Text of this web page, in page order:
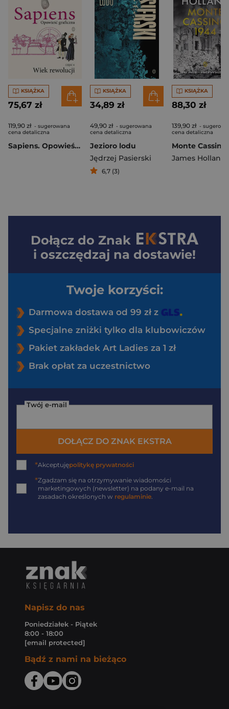
KSIĄŻKA
75,67 zł
119,90 zł - sugerowana
cena detaliczna
Sapiens. Opowieść graficzna
KSIĄŻKA
34,89 zł
49,90 zł - sugerowana
cena detaliczna
Jezioro lodu
Jędrzej Pasierski
6,7 (3)
KSIĄŻKA
88,30 zł
139,90 zł -
cena detaliczna
James Holland
Dołącz do Znak
i oszczędzaj na dostawie!
Twoje korzyści:
Darmowa dostawa od 99 zł z
Specjalne zniżki tylko dla klubowiczów
Pakiet zakładek Art Ladies za 1 zł
Brak opłat za uczestnictwo
Twój e-mail
DOŁĄCZ DO ZNAK EKSTRA
*Akceptujępolitykę prywatności
*Zgadzam się na otrzymywanie wiadomości
marketingowych (newsletter) na podany e-mail na
zasadach określonych w regulaminie
Napisz do nas
Poniedziałek - Piątek
8:00 - 18:00
[email protected]
Bądź z nami na bieżąco